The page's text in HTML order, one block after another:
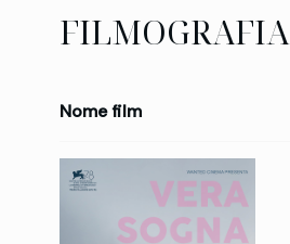
FILMOGRAFIA
Nome film